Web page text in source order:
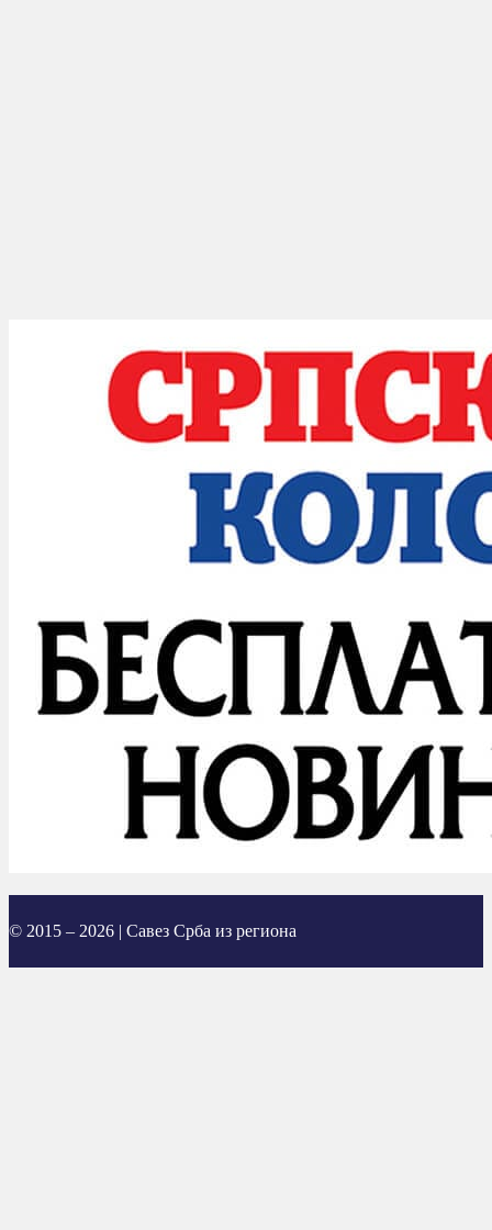
© 2015 – 2026 | Савез Срба из региона